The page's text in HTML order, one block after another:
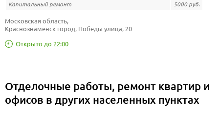
Капитальный ремонт
5000 руб.
Открыто до 22:00
Московская область,
Краснознаменск город, Победы улица, 20
Отделочные работы, ремонт квартир и
офисов в других населенных пунктах